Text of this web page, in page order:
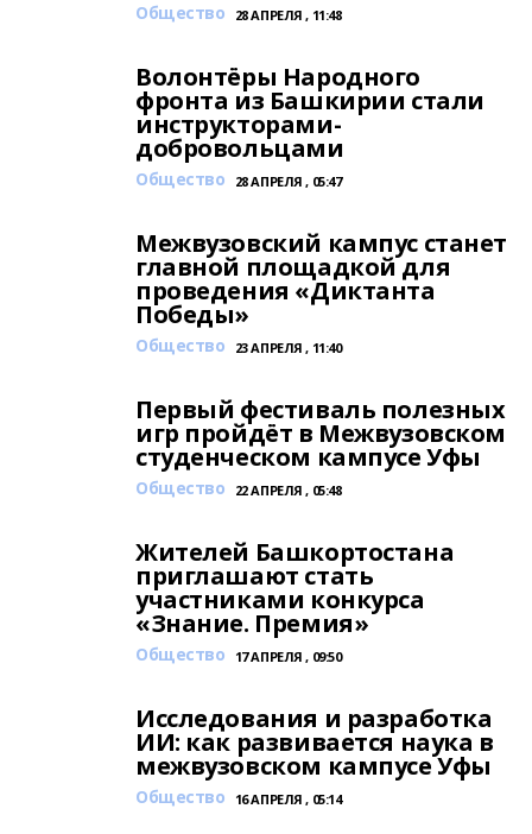
Общество 28 АПРЕЛЯ , 11:48
Волонтёры Народного
фронта из Башкирии стали
инструкторами-
добровольцами
Общество 28 АПРЕЛЯ , 05:47
Межвузовский кампус станет
главной площадкой для
проведения «Диктанта
Победы»
Общество 23 АПРЕЛЯ , 11:40
Первый фестиваль полезных
игр пройдёт в Межвузовском
студенческом кампусе Уфы
Общество 22 АПРЕЛЯ , 05:48
Жителей Башкортостана
приглашают стать
участниками конкурса
«Знание. Премия»
Общество 17 АПРЕЛЯ , 09:50
Исследования и разработка
ИИ: как развивается наука в
межвузовском кампусе Уфы
Общество 16 АПРЕЛЯ , 05:14